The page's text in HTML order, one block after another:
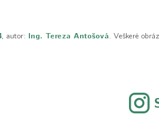
, autor: Ing. Tereza Antošová. Veškeré